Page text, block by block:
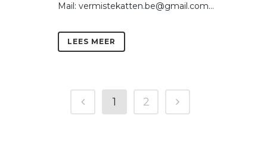
Mail: vermistekatten.be@gmail.com...
LEES MEER
1 2